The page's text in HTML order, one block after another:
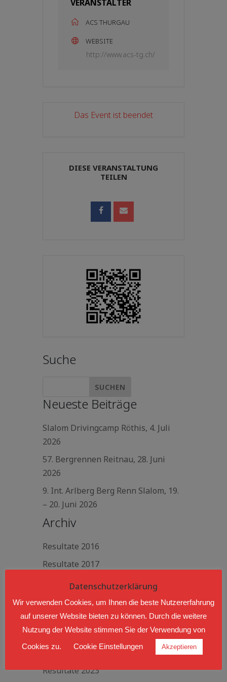
VERANSTALTER
ACS THURGAU
WEBSITE
http://www.acs-tg.ch/
Das Event ist beendet
DIESE VERANSTALTUNG
TEILEN
Suche
Neueste Beiträge
Slalom Drivingcamp Röthis, 4. Juli
2026
57. Bergrennen Reitnau, 28. Juni
2026
9. Int. Arlberg Berg Renn Slalom, 19.
– 20. Juni 2026
Archiv
Resultate 2016
Resultate 2017
Resultate 2018
Resultate 2019
Resultate 2020
Resultate 2021
Resultate 2022
Resultate 2023
Datenschutzerklärung
Wir verwenden Cookies, um Ihnen die beste Nutzererfahrung
auf unserer Website bieten zu können. Durch die weitere
Nutzung der Website stimmen Sie der Verwendung von
Cookies zu.
Cookie Einstellungen Akzeptieren